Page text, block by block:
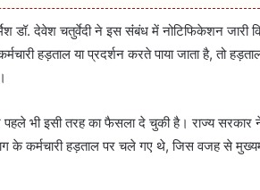
डॉ. देवेश चतुर्वेदी ने इस संंबंध में नोटिफिकेशन
हड़ताल या प्रदर्शन करते पाया जाता है, तो
पहले भी इसी तरह का फैसला दे चुकी है। राज्य
के कर्मचारी हड़ताल पर चले गए थे, जिस वजह से